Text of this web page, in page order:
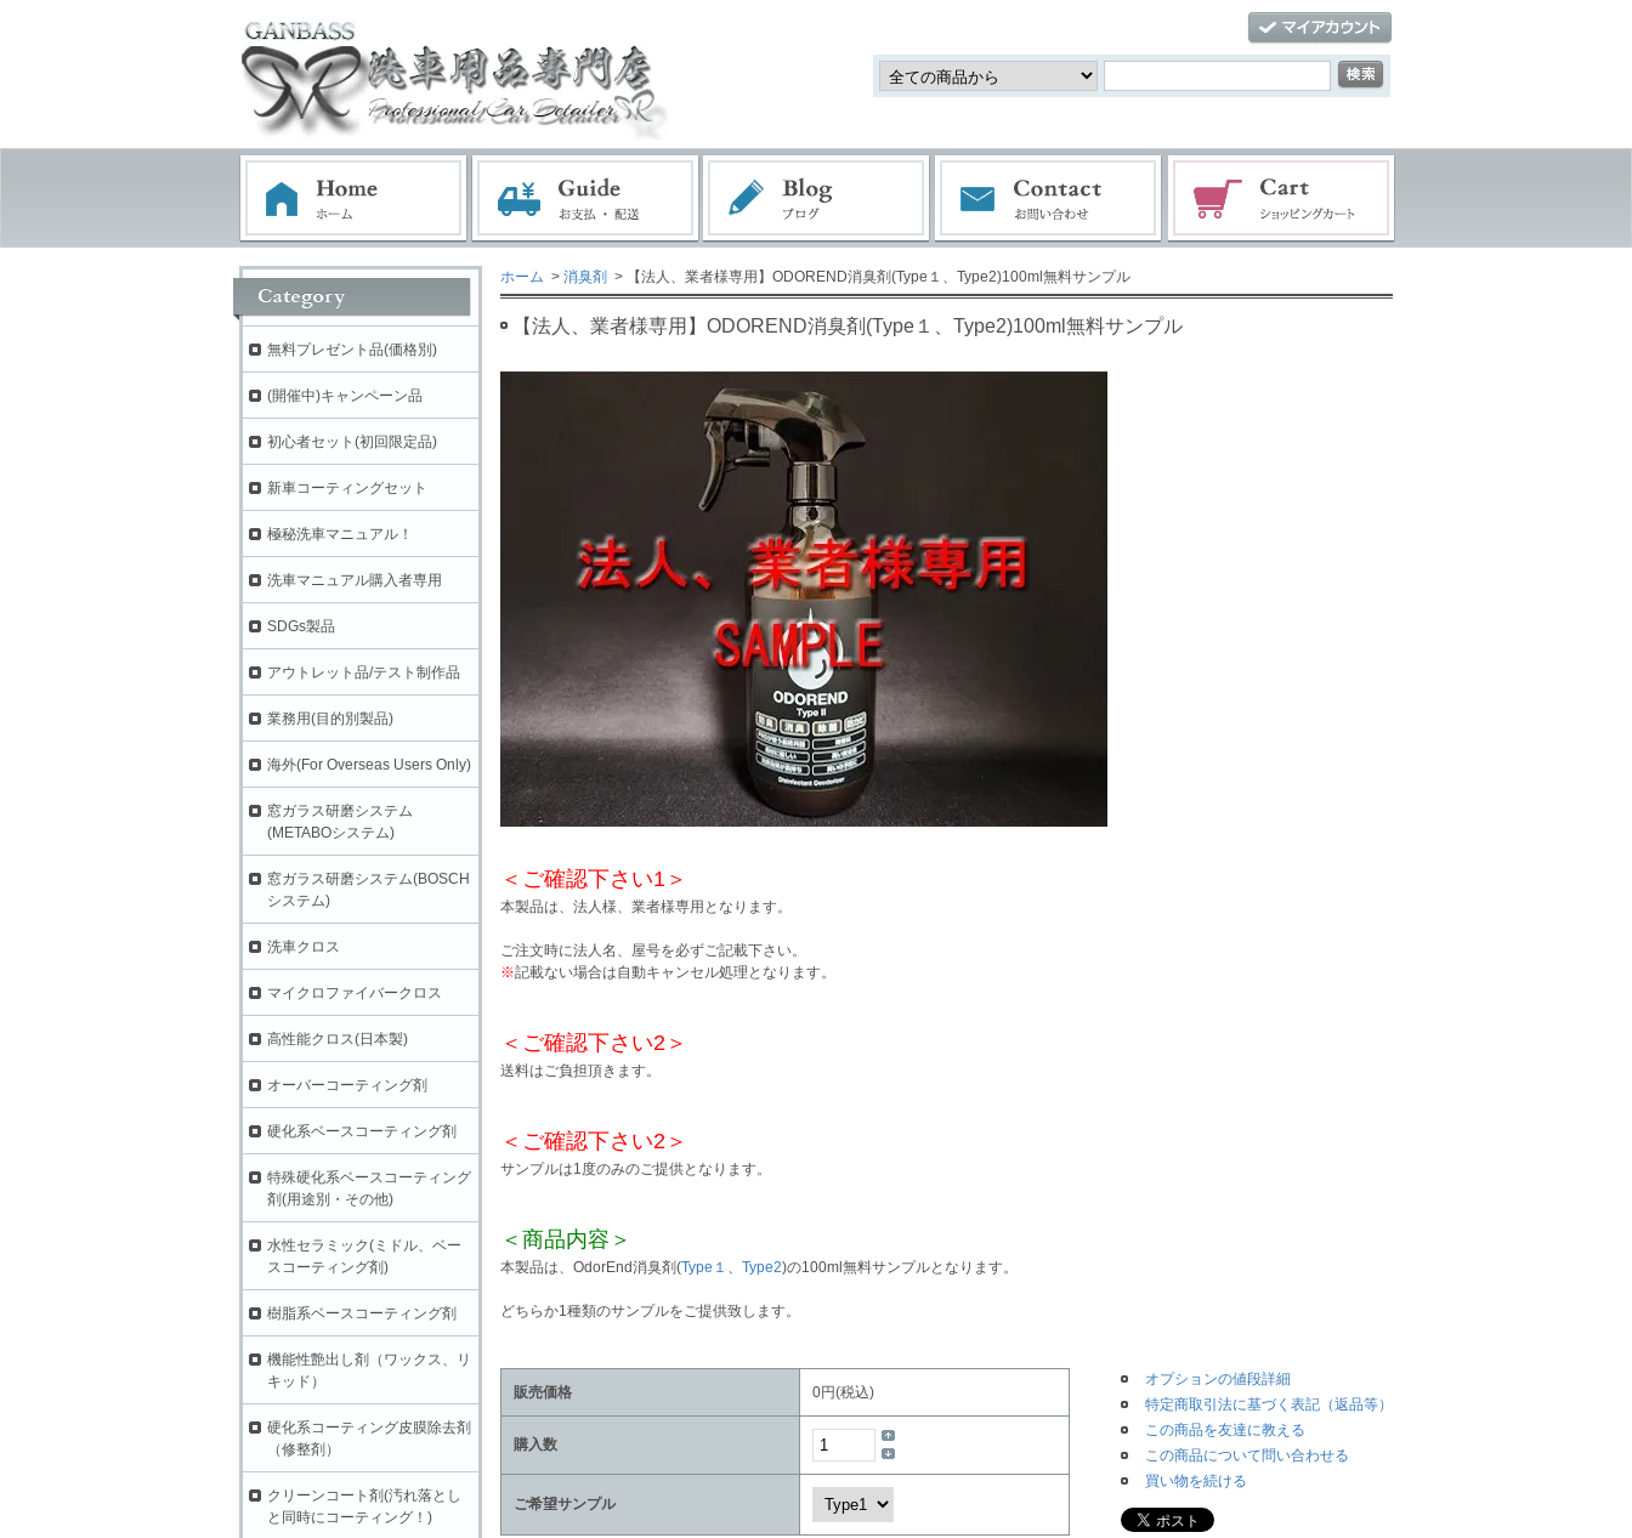
ホーム > 消臭剤 > 【法人、業者様専用】ODOREND消臭剤(Type１、Type2)100ml無料サンプル
【法人、業者様専用】ODOREND消臭剤(Type１、Type2)100ml無料サンプル
＜ご確認下さい1＞
本製品は、法人様、業者様専用となります。
ご注文時に法人名、屋号を必ずご記載下さい。
※記載ない場合は自動キャンセル処理となります。
＜ご確認下さい2＞
送料はご負担頂きます。
＜ご確認下さい2＞
サンプルは1度のみのご提供となります。
＜商品内容＞
本製品は、OdorEnd消臭剤(Type１ 、 Type2)の100ml無料サンプルとなります。
どちらか1種類のサンプルをご提供致します。
販売価格 0円(税込)
購入数
ご希望サンプル
オプションの値段詳細
特定商取引法に基づく表記（返品等）
この商品を友達に教える
この商品について問い合わせる
買い物を続ける
無料プレゼント品(価格別)
(開催中)キャンペーン品
初心者セット(初回限定品)
新車コーティングセット
極秘洗車マニュアル！
洗車マニュアル購入者専用
SDGs製品
アウトレット品/テスト制作品
業務用(目的別製品)
海外(For Overseas Users Only)
窓ガラス研磨システム
(METABOシステム)
窓ガラス研磨システム(BOSCH
システム)
洗車クロス
マイクロファイバークロス
高性能クロス(日本製)
オーバーコーティング剤
硬化系ベースコーティング剤
特殊硬化系ベースコーティング
剤(用途別・その他)
水性セラミック(ミドル、ベー
スコーティング剤)
樹脂系ベースコーティング剤
機能性艶出し剤（ワックス、リ
キッド）
硬化系コーティング皮膜除去剤
（修整剤）
クリーンコート剤(汚れ落とし
と同時にコーティング！)